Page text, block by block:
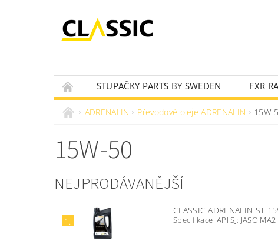
STUPAČKY PARTS BY SWEDEN FXR
OLEJOVÝ VYHLEDÁVAČ
NOVINKY
ADRENALIN Převodové oleje ADRENALIN 15W-
15W-50
NEJPRODÁVANĚJŠÍ
1.
CLASSIC ADRENALIN ST
Specifikace API SJ; JASO MA2